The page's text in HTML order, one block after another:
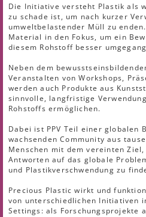
Die Initiative versteht Plastik als
zu schade ist, um nach kurzer
umweltbelastender Müll zu
Material in den Fokus, um ein
diesem Rohstoff besser
Neben dem
Veranstalten von Workshops,
werden auch Produkte aus
sinnvolle, langfristige
Rohstoffs ermöglichen.
Dabei ist PPV Teil einer globalen
wachsenden Community aus
Menschen mit dem vereinten
Antworten auf das globale
und Plastikverschwendung zu
Precious Plastic wirkt und
von unterschiedlichen Initiativen
Settings: als Forschungsprojekte